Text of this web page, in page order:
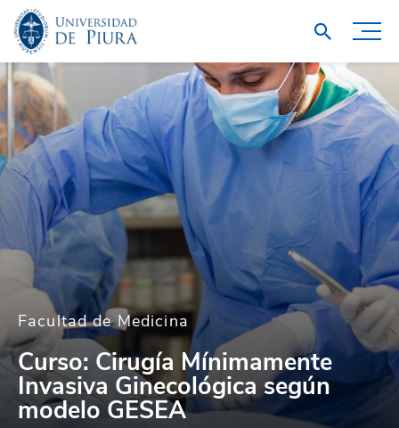
Facultad de Medicina
Curso: Cirugía Mínimamente
Invasiva Ginecológica según
modelo GESEA